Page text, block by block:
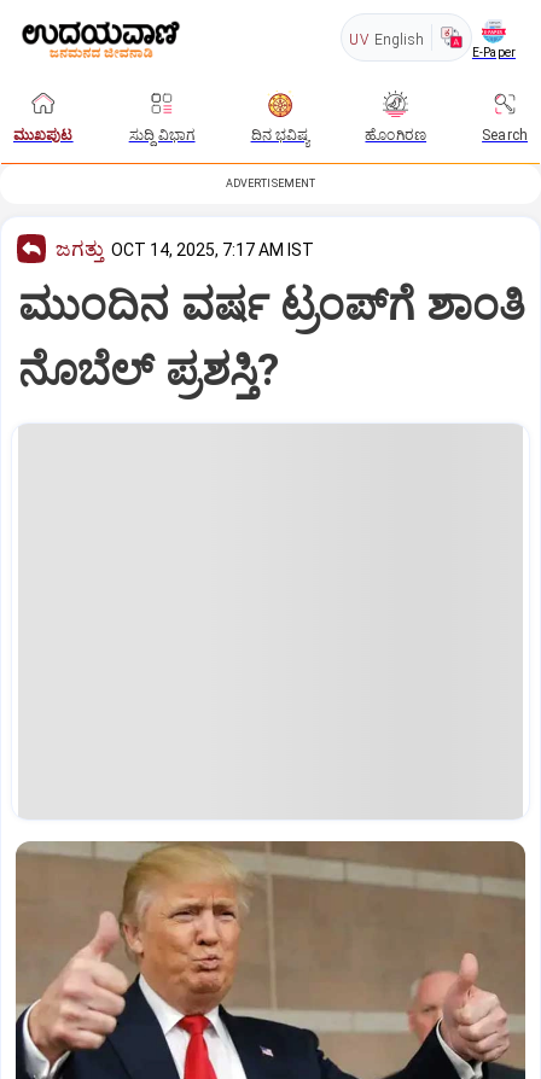
UV English
E-Paper
ಮುಖಪುಟ ಸುದ್ದಿ ವಿಭಾಗ ದಿನ ಭವಿಷ್ಯ ಹೊಂಗಿರಣ Search
ADVERTISEMENT
ಜಗತ್ತು OCT 14, 2025, 7:17 AM IST
ಮುಂದಿನ ವರ್ಷ ಟ್ರಂಪ್‌ಗೆ ಶಾಂತಿ
ನೊಬೆಲ್‌ ಪ್ರಶಸ್ತಿ?